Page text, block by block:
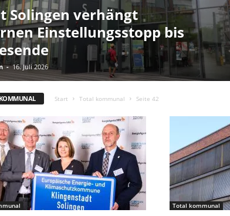
Solingen verhängt
Einstellungsstopp bis
- 16. Juli 2026
Start Total kommunal Seite 42
Total kommunal